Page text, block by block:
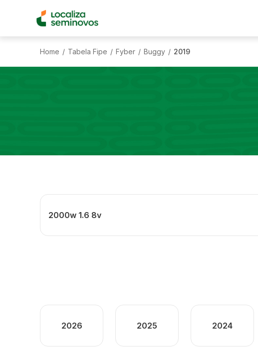
Home / Tabela Fipe / Fyber / Buggy / 2019
2000w 1.6 8v
2026 2025 2024